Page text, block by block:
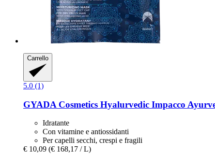
Carrello
5.0 (1)
GYADA Cosmetics Hyalurvedic Impacco
Idratante
Con vitamine e antiossidanti
Per capelli secchi, crespi e fragili
€ 10,09 (€ 168,17 / L)